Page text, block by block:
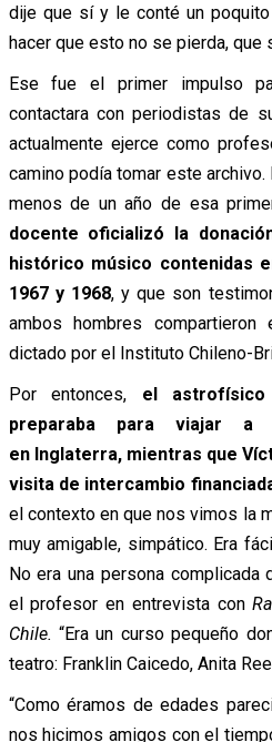
dije que sí y le conté un
hacer que esto no se pierda, que
Ese fue el primer impulso
contactara con periodistas de
actualmente ejerce como
camino podía tomar este
menos de un año de esa
docente oficializó la
histórico músico contenidas
1967 y 1968, y que son
ambos hombres
dictado por el Instituto Chileno-
Por entonces, el
preparaba para viajar a
en Inglaterra, mientras que
visita de intercambio
el contexto en que nos vimos la
muy amigable, simpático. Era
No era una persona complicada
el profesor en entrevista con
Chile. “Era un curso pequeño
teatro: Franklin Caicedo, Anita
“Como éramos de edades
nos hicimos amigos con el